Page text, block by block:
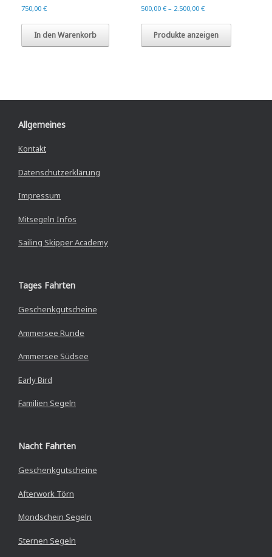
750,00 €
In den Warenkorb
500,00 €– 2.500,00 €
Produkte anzeigen
Allgemeines
Kontakt
Datenschutzerklärung
Impressum
Mitsegeln Infos
Sailing Skipper Academy
Tages Fahrten
Geschenkgutscheine
Ammersee Runde
Ammersee Südsee
Early Bird
Familien Segeln
Nacht Fahrten
Geschenkgutscheine
Afterwork Törn
Mondschein Segeln
Sternen Segeln